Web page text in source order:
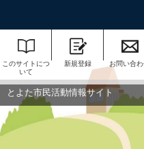
このサイトにつ
いて
新規登録 お問い合
とよた市民活動情報サイト